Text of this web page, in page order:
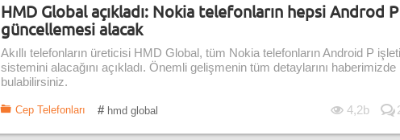
HMD Global açıkladı: Nokia telefonların hepsi Androd P
güncellemesi alacak
Akıllı telefonların üreticisi HMD Global, tüm Nokia telefonların Android P
sistemini alacağını açıkladı. Önemli gelişmenin tüm detaylarını haberimizde
bulabilirsiniz.
Cep Telefonları # hmd global 4,2b